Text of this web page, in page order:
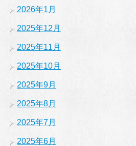
2026年1月
2025年12月
2025年11月
2025年10月
2025年9月
2025年8月
2025年7月
2025年6月